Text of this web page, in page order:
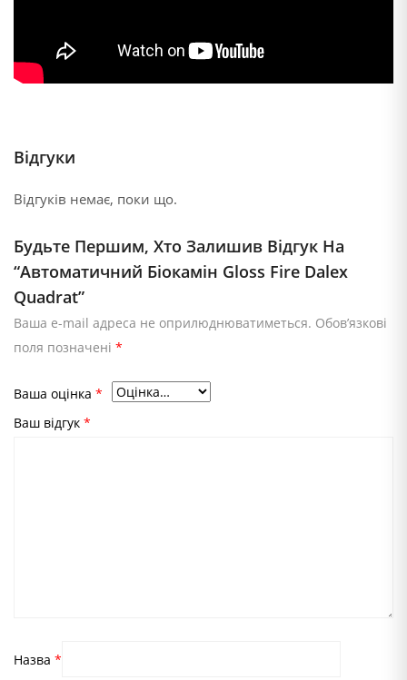
Відгуки
Відгуків немає, поки що.
Будьте Першим, Хто Залишив Відгук На
“Автоматичний Біокамін Gloss Fire Dalex
Quadrat”
Ваша e-mail адреса не оприлюднюватиметься. Обов’язкові
поля позначені *
Ваша оцінка *
Ваш відгук *
Назва *